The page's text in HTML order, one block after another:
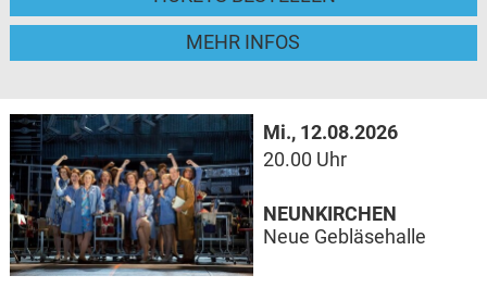
MEHR INFOS
Mi., 12.08.2026
20.00 Uhr
NEUNKIRCHEN
Neue Gebläsehalle